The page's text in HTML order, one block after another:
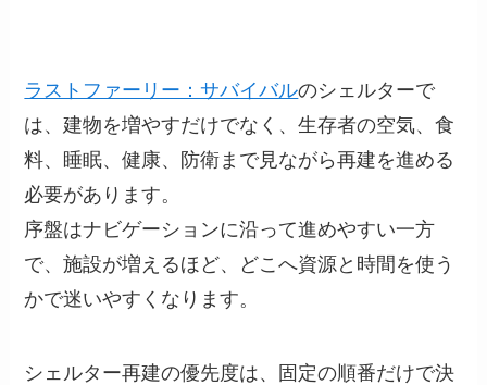
ラストファーリー：サバイバルのシェルターで
は、建物を増やすだけでなく、生存者の空気、食
料、睡眠、健康、防衛まで見ながら再建を進める
必要があります。
序盤はナビゲーションに沿って進めやすい一方
で、施設が増えるほど、どこへ資源と時間を使う
かで迷いやすくなります。
シェルター再建の優先度は、固定の順番だけで決